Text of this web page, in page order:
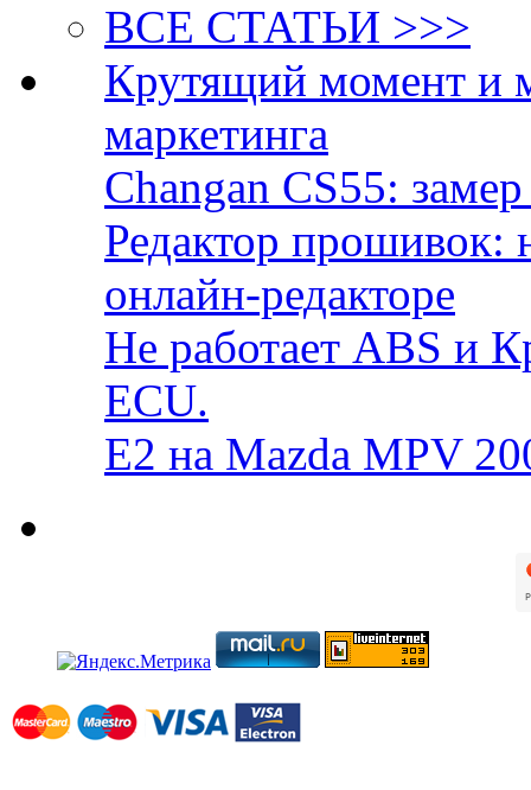
ВСЕ СТАТЬИ >>>
Крутящий момент и
маркетинга
Changan CS55:
Редактор прошивок:
онлайн-редакторе
Не работает ABS и
ECU.
E2 на Mazda MPV